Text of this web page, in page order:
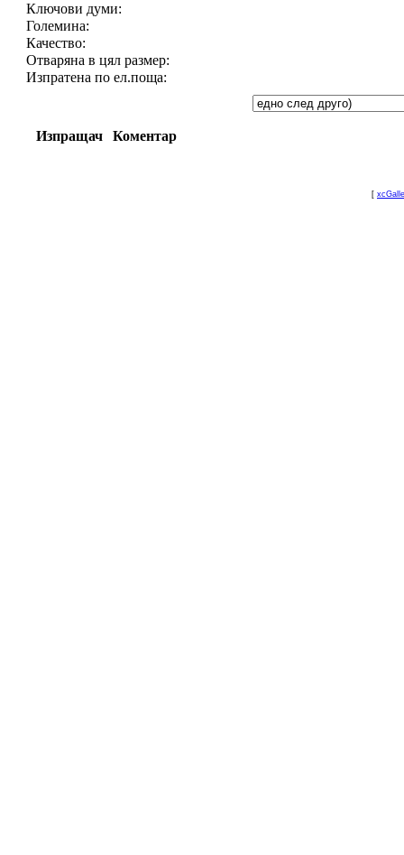
Ключови думи:
Големина:
Качество:
Отваряна в цял размер:
Изпратена по ел.поща:
Изпращач Коментар
[